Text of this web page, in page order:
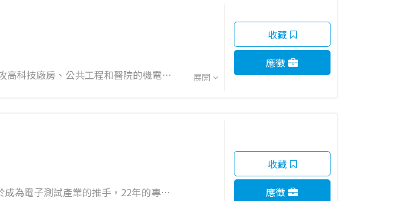
析，並提出對策及改善計畫。 6. 追
體相關的安全規範，確保設備操作的
確保項目執行無誤。 如果您對科學
展的產業，成為高科技自動化技術的
高科技廠房、公共工程和醫院的機電消
標準。 3. 處理現場物料及設備的進
溝通，與團隊同心協力達成專案目
馨 - 勞保、健保、團保、勞退提撥
時刻 - 國內外旅遊、員工聚餐，放鬆
熱情的您加入祥裕水電工程有限公司，
展開
收藏
應徵
收藏
應徵